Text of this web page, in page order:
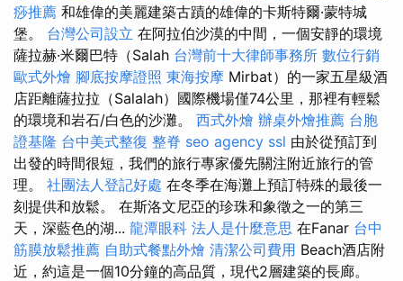
痧推薦 和雄偉的美麗建築古蹟的雄偉的卡斯特爾·蒙特城
堡。 台灣公司設立 在阿拉伯沙漠的中間，一個安靜的環境
薩拉赫·米爾巴特（Salah 台灣前十大律師事務所 數位行銷
歐式外燴 腳底按摩證照 東海按摩 Mirbat）的一家五星級酒
店距離薩拉拉（Salalah）國際機場僅74公里，那裡有輕鬆
的環境和岩石/白色的沙灘。 西式外燴 辦桌外燴推薦 台胞
證基隆 台中美式整復 整脊 seo agency ssl 由於從預訂到
出發的時間很短，我們的旅行專家優先關注附近旅行的管
理。 社團法人登記好處 在冬季在海灘上預訂特殊的最後一
刻提供和放鬆。 在斯洛文尼亞的珍珠和象徵之一的第三
天，深藍色的湖... 龍潭眼科 法人是什麼意思 在Fanar 台中
筋膜放鬆推薦 自助式餐點外燴 清潔公司費用 Beach酒店附
近，約這是一個10分鐘的高品質，現代2層建築的長廊。